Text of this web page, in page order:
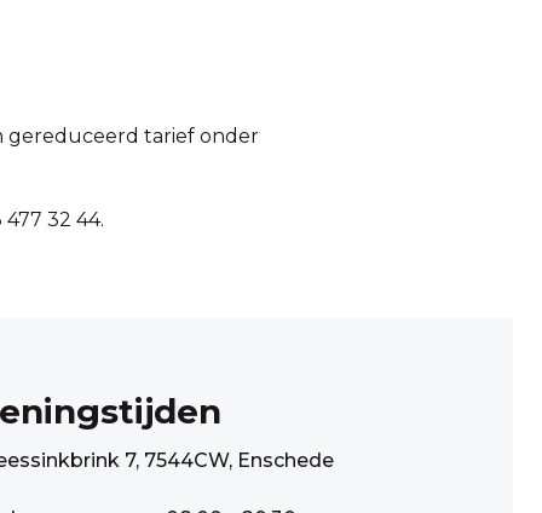
gereduceerd tarief onder
32 44.
7, 7544CW, Enschede